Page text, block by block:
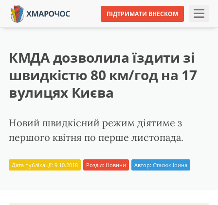
ПІДТРИМАТИ ВНЕСКОМ
КМДА дозволила їздити зі
швидкістю 80 км/год на 17
вулицях Києва
Новий швидкісний режим діятиме з
першого квітня по перше листопада.
Дата публікації: 9.10.2018 Розділ: Новини Автор: Стасюк Ірина